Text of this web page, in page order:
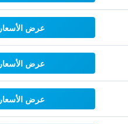
عرض الأسعار
عرض الأسعار
عرض الأسعار